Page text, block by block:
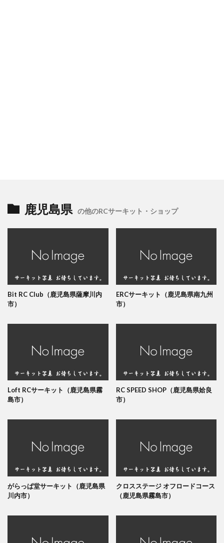
鹿児島県 の他のRCサーキット・ショップ
Bit RC Club（鹿児島県薩摩川内
市）
ERCサーキット（鹿児島県南九州
市）
Loft RCサーキット（鹿児島県霧
島市）
RC SPEED SHOP（鹿児島県姶良
市）
がらっぱ堂サーキット（鹿児島県
川内市）
クロスステージ オフロードコース
（鹿児島県霧島市）